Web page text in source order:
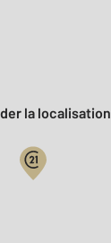
la localisation